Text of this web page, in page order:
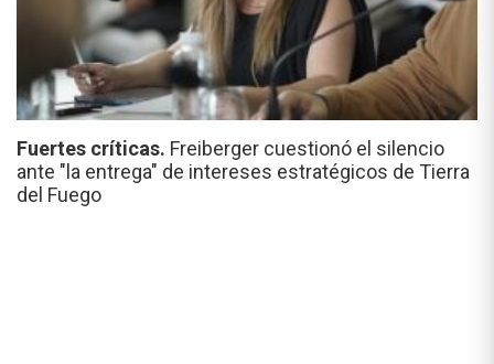
Fuertes críticas. Freiberger cuestionó el silencio
ante "la entrega" de intereses estratégicos de Tierra
del Fuego